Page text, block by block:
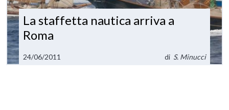
La staffetta nautica arriva a
Roma
24/06/2011 di S. Minucci